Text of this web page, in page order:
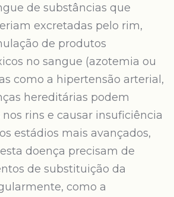
de substâncias que
excretadas pelo rim,
de produtos
no sangue (azotemia ou
como a hipertensão arterial,
hereditárias podem
rins e causar insuficiência
estádios mais avançados,
doença precisam de
de substituição da
como a